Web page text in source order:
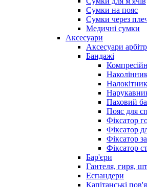
Сумки на пояс
Сумки через
Медичні сумки
Аксесуари
Аксесуари
Бандажі
Паховий
Пояс для
Фіксатор
Фіксатор
Фіксатор
Фіксатор
Бар'єри
Гантеля, гиря,
Еспандери
Капітанські